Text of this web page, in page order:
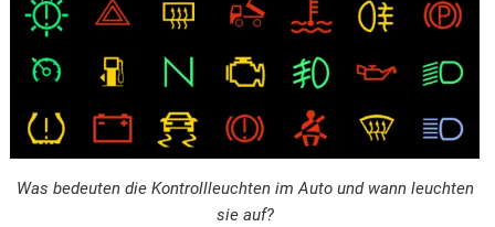
Was bedeuten die Kontrollleuchten im Auto und wann leuchten
sie auf?